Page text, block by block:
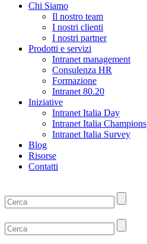
Chi Siamo
Il nostro team
I nostri clienti
I nostri partner
Prodotti e servizi
Intranet management
Consulenza HR
Formazione
Intranet 80.20
Iniziative
Intranet Italia Day
Intranet Italia Champions
Intranet Italia Survey
Blog
Risorse
Contatti